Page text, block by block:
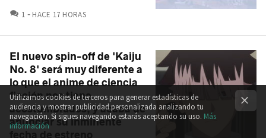
1 COMENTARIOS
HACE 17 HORAS
El nuevo spin-off de 'Kaiju
No. 8' será muy diferente a
lo que el anime de ciencia
ficción nos tiene
acostumbrados, y acaba de
anunciar su inminente
fecha de estreno
Utilizamos cookies de terceros para generar estadísticas de
audiencia y mostrar publicidad personalizada analizando tu
navegación. Si sigues navegando estarás aceptando su uso. Más
información